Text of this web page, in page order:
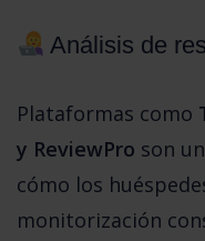
Análisis de
Plataformas como
y ReviewPro son
cómo los
monitorización